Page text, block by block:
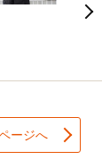
ージへ